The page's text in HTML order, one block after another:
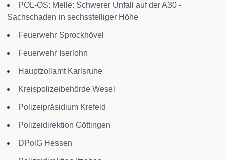
POL-OS: Melle: Schwerer Unfall auf der A30 -
Sachschaden in sechsstelliger Höhe
Feuerwehr Sprockhövel
Feuerwehr Iserlohn
Hauptzollamt Karlsruhe
Kreispolizeibehörde Wesel
Polizeipräsidium Krefeld
Polizeidirektion Göttingen
DPolG Hessen